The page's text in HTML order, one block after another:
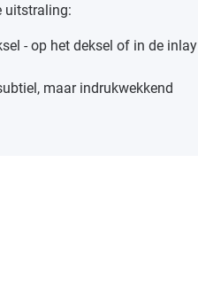
uitstraling:
- op het deksel of in de inlay
maar indrukwekkend